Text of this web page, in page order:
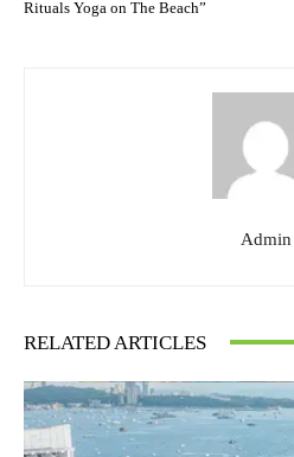
Rituals Yoga on The Beach”
Admin
RELATED ARTICLES